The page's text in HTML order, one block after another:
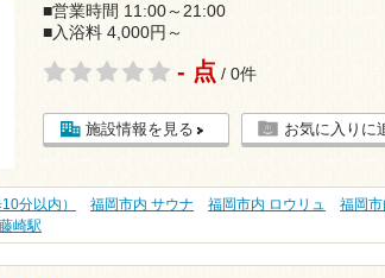
■営業時間 11:00～21:00
■入浴料 4,000円～
- 点 / 0件
施設情報を見る お気に入りに
分以内） 福岡市内 サウナ 福岡市内 ロウリュ 福岡
藤崎駅